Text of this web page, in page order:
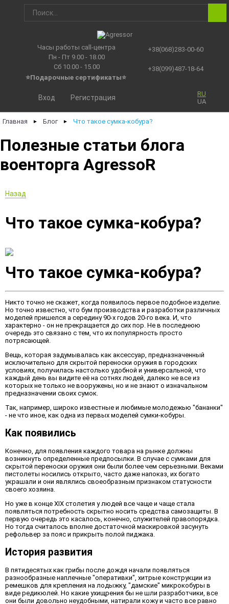
Часы работы call-центра
Пн - Пт 9.00 - 18.00
Сб 10.00 - 15.00
⭐Подарочные сертификаты⭐
+38(068)283-00-60
+38(099)487-18-64
RU
UA
Вход Регистрация
Главная ► Блог ► Что такое сумка-кобура?
Полезные статьи блога
военторга AgressoR
Назад
Что такое сумка-кобура?
Что такое сумка-кобура?
Никто точно не скажет, когда появилось первое подобное изделие.
Но точно известно, что бум производства и разработки различных
моделей пришелся а середину 90-х годов 20-го века. И, что
характерно - он не прекращается до сих пор. Не в последнюю
очередь это связано с тем, что их популярность просто
потрясающей.
Вещь, которая задумывалась как аксессуар, предназначенный
исключительно для скрытой переноски оружия в городских
условиях, получилась настолько удобной и универсальной, что
каждый день вы видите её на сотнях людей, далеко не все из
которых не только не вооружены, но и не знают о изначальном
предназначении своих сумок.
Так, например, широко известные и любимые молодежью "бананки"
- не что иное, как одна из первых моделей сумки-кобуры.
Как появились
Конечно, для появления каждого товара на рынке должны
возникнуть определенные предпосылки. В случае с сумками для
скрытой переноски оружия они были более чем серьезными. Веками
пистолеты носились открыто, часто даже напоказ, их богато
украшали и они являлись своеобразным признаком статусности
своего хозяина.
Но уже в конце XIX столетия у людей все чаще и чаще стала
появляться потребность скрытно носить средства самозащиты. В
первую очередь это касалось, конечно, служителей правопорядка.
Но тогда считалось вполне достаточной маскировкой засунуть
рефольвер за пояс и прикрыть полой пиджака.
История развития
В пятидесятых как грибы после дождя начали появляться
разнообразные наплечные "оперативки", хитрые конструкции из
ремешков для крепления на лодыжку, "дамские" микрокобуры в
виде редикюлей. Но какие ухищрения бы не шли разработчики, все
они были довольно неудобными, натирали кожу и часто все равно